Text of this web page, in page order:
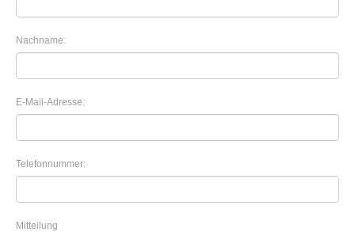
Nachname:
E-Mail-Adresse:
Telefonnummer:
Mitteilung